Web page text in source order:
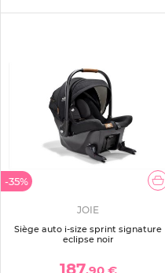
-35%
JOIE
Siège auto i-size sprint signature
eclipse noir
187,90 €